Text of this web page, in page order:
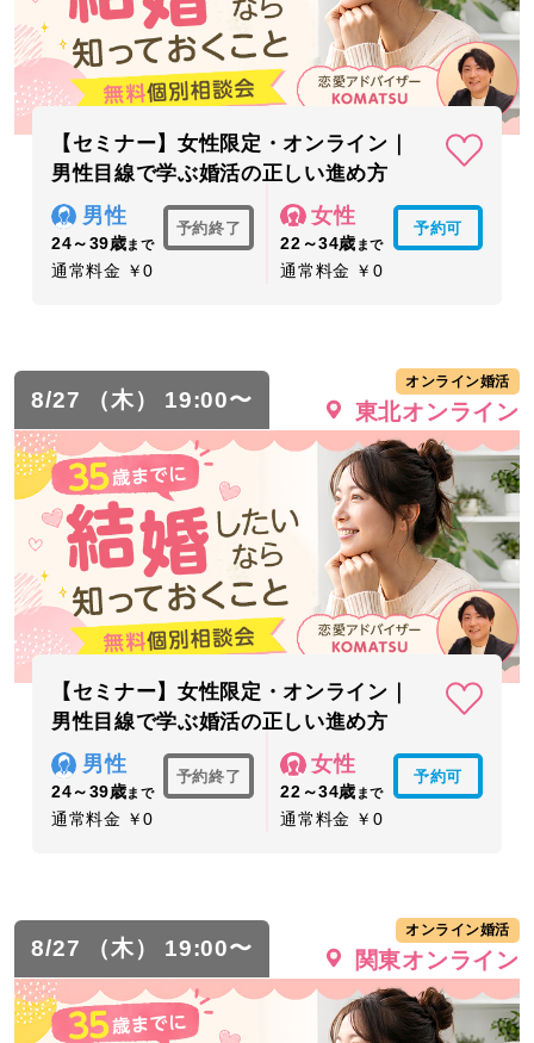
【セミナー】女性限定・オンライン｜
男性目線で学ぶ婚活の正しい進め方
男性
24～39歳まで
予約終了
通常料金 ￥0
女性
22～34歳 まで
予約可
通常料金 ￥0
8/27 （木） 19:00〜
オンライン婚活
東北オンライン
【セミナー】女性限定・オンライン｜
男性目線で学ぶ婚活の正しい進め方
男性
24～39歳まで
予約終了
通常料金 ￥0
女性
22～34歳 まで
予約可
通常料金 ￥0
8/27 （木） 19:00〜
オンライン婚活
関東オンライン